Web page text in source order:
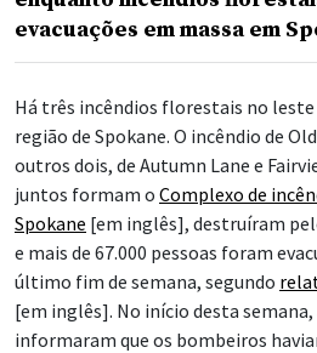
evacuações em massa em
Há três incêndios florestais no
região de Spokane. O incêndio de
outros dois, de Autumn Lane e
juntos formam o Complexo de
Spokane [em inglês], destruíram
e mais de 67.000 pessoas foram
último fim de semana, segundo
[em inglês]. No início desta
informaram que os bombeiros